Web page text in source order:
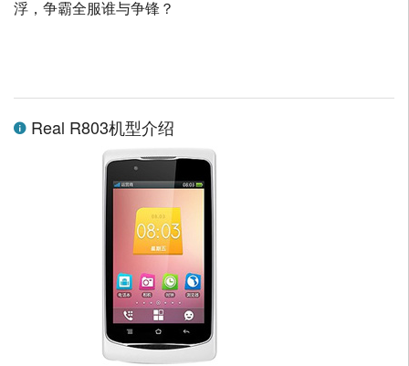
浮，争霸全服谁与争锋？
Real R803机型介绍